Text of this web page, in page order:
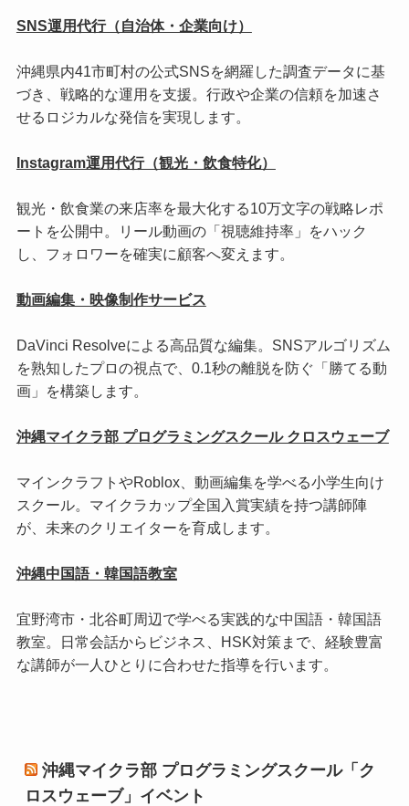
SNS運用代行（自治体・企業向け）
沖縄県内41市町村の公式SNSを網羅した調査データに基
づき、戦略的な運用を支援。行政や企業の信頼を加速さ
せるロジカルな発信を実現します。
Instagram運用代行（観光・飲食特化）
観光・飲食業の来店率を最大化する10万文字の戦略レポ
ートを公開中。リール動画の「視聴維持率」をハック
し、フォロワーを確実に顧客へ変えます。
動画編集・映像制作サービス
DaVinci Resolveによる高品質な編集。SNSアルゴリズム
を熟知したプロの視点で、0.1秒の離脱を防ぐ「勝てる動
画」を構築します。
沖縄マイクラ部 プログラミングスクール クロスウェーブ
マインクラフトやRoblox、動画編集を学べる小学生向け
スクール。マイクラカップ全国入賞実績を持つ講師陣
が、未来のクリエイターを育成します。
沖縄中国語・韓国語教室
宜野湾市・北谷町周辺で学べる実践的な中国語・韓国語
教室。日常会話からビジネス、HSK対策まで、経験豊富
な講師が一人ひとりに合わせた指導を行います。
沖縄マイクラ部 プログラミングスクール「ク
ロスウェーブ」イベント